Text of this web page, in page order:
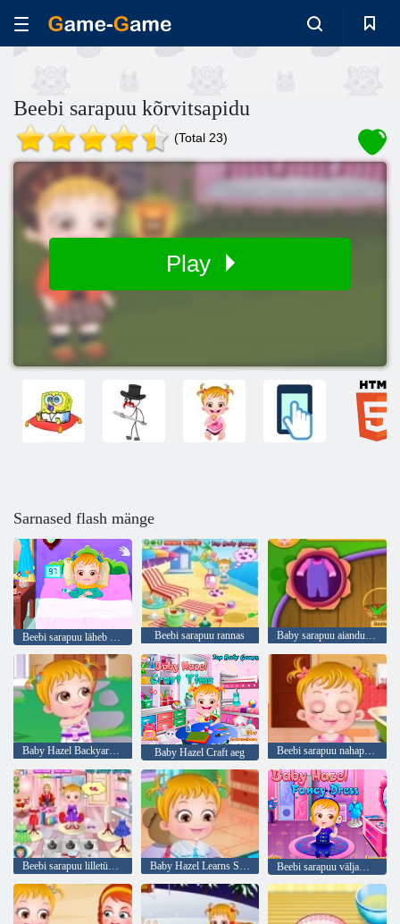
Beebi sarapuu kõrvitsapidu
(Total 23)
Play
Sarnased flash mänge
Beebi sarapuu läheb haigeks Beebi sarapuu rannas Baby sarapuu aiandus aeg
Baby Hazel Backyard Pidu Baby Hazel Craft aeg Beebi sarapuu nahaprobleemid
Beebi sarapuu lilletüdruk Baby Hazel Learns Sõidukid Beebi sarapuu väljamõeldud kleit